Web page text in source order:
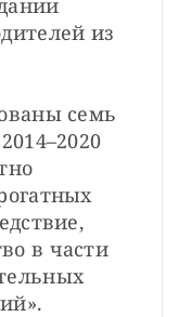
из
семь
в части